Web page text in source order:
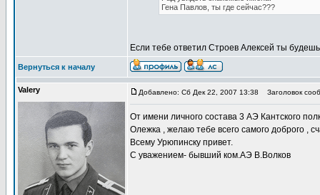
Гена Павлов, ты где сейчас???
Если тебе ответил Строев Алексей ты
Вернуться к началу
Valery Добавлено: Сб Дек 22, 2007 13:38 Заголовок
От имени личного состава 3 АЭ Кантского
Олежка , желаю тебе всего самого доброго ,
Всему Урюпинску привет.
С уважением- бывший ком.АЭ В.Волков